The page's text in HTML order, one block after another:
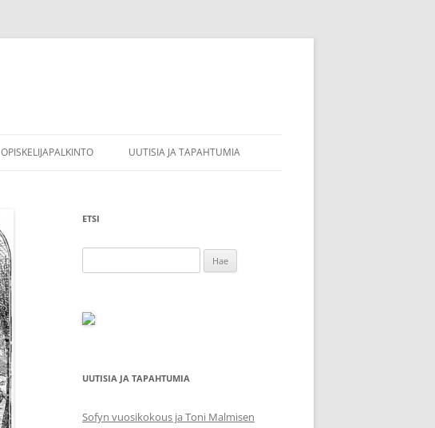
OPISKELIJAPALKINTO UUTISIA JA TAPAHTUMIA
ARI HIRVOSEN MUISTOSEMINAARI
25.8.-26.8.2022 HELSINGISSÄ
ETSI
UUTISIA JA TAPAHTUMIA
Sofyn vuosikokous ja Toni Malmisen